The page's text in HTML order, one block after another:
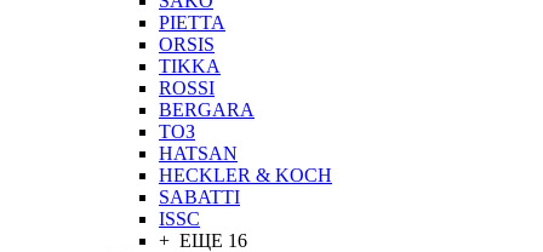
PIETTA
ORSIS
TIKKA
ROSSI
BERGARA
ТОЗ
HATSAN
HECKLER & KOCH
SABATTI
ISSC
+ ЕЩЕ 16